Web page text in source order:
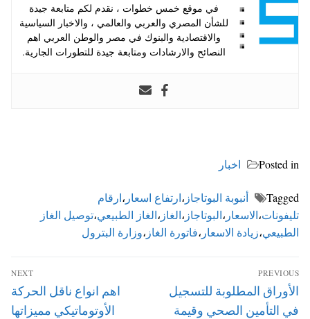
في موقع خمس خطوات ، نقدم لكم متابعة جيدة
للشأن المصري والعربي والعالمي ، والاخبار السياسية
والاقتصادية والبنوك في مصر والوطن العربي اهم
النصائح والارشادات ومتابعة جيدة للتطورات الجارية.
Posted in اخبار
Tagged أنبوبة البوتاجاز ،ارتفاع اسعار ،ارقام
تليفونات،الاسعار ،البوتاجاز ،الغاز ،الغاز الطبيعي،توصيل الغاز
الطبيعي،زيادة الاسعار ،فاتورة الغاز ،وزارة البترول
تصفّح
المقالات
PREVIOUS
Previous
post:
الأوراق المطلوبة للتسجيل
في التأمين الصحي وقيمة
NEXT
Next
post:
اهم انواع ناقل الحركة
الأوتوماتيكي مميزاتها